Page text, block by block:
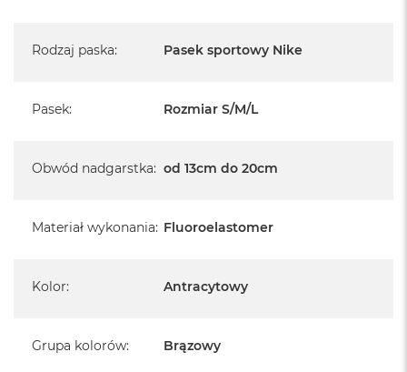
Rodzaj paska: Pasek sportowy Nike
Pasek: Rozmiar S/M/L
Obwód nadgarstka: od 13cm do 20cm
Materiał wykonania: Fluoroelastomer
Kolor: Antracytowy
Grupa kolorów: Brązowy